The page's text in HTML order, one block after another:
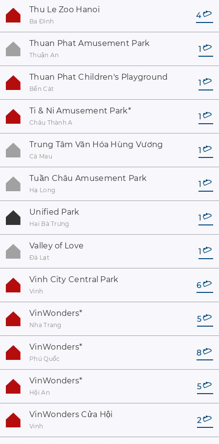
Thu Le Zoo Hanoi
Ba Đình
4
Thuan Phat Amusement Park
Thuận An
1
Thuan Phat Children's Playground
Bến Cát
1
Ti & Ni Amusement Park*
Châu Thành A
1
Trung Tâm Văn Hóa Hùng Vương
Cà Mau
1
Tuần Châu Amusement Park
Hạ Long
1
Unified Park
Hai Bà Trưng
1
Valley of Love
Đà Lạt
1
Vinh City Central Park
Vinh
6
VinWonders*
Nha Trang
5
VinWonders*
Phú Quốc
8
VinWonders*
Hội An
5
VinWonders Cửa Hội
Vinh
2